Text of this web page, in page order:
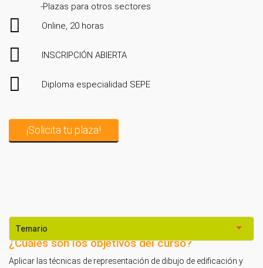
-Plazas para otros sectores
Online, 20 horas
INSCRIPCIÓN ABIERTA
Diploma especialidad SEPE
¡Solicita tu plaza!
Temario
¿Cuáles son los objetivos del curso?
Aplicar las técnicas de representación de dibujo de edificación y